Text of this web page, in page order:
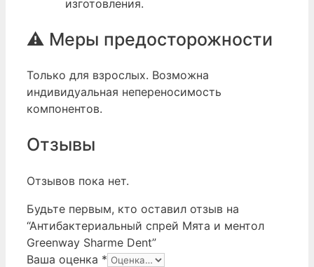
изготовления.
⚠️ Меры предосторожности
Только для взрослых. Возможна
индивидуальная непереносимость
компонентов.
Отзывы
Отзывов пока нет.
Будьте первым, кто оставил отзыв на
“Антибактериальный спрей Мята и ментол
Greenway Sharme Dent”
Ваша оценка *